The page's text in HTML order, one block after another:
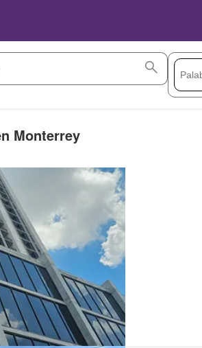
Monterrey